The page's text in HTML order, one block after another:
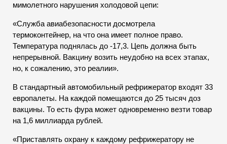
мимолетного нарушения холодовой цепи:
«Служба авиабезопасности досмотрела
термоконтейнер, на что она имеет полное право.
Температура поднялась до -17,3. Цепь должна быть
непрерывной. Вакцину возить неудобно на всех этапах,
но, к сожалению, это реалии».
В стандартный автомобильный рефрижератор входят 33
европалеты. На каждой помещаются до 25 тысяч доз
вакцины. То есть фура может одновременно везти товар
на 1,6 миллиарда рублей.
«Приставлять охрану к каждому рефрижератору не